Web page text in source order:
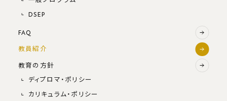
DSEP
FAQ
教員紹介
教育の方針
ディプロマ・ポリシー
カリキュラム・ポリシー